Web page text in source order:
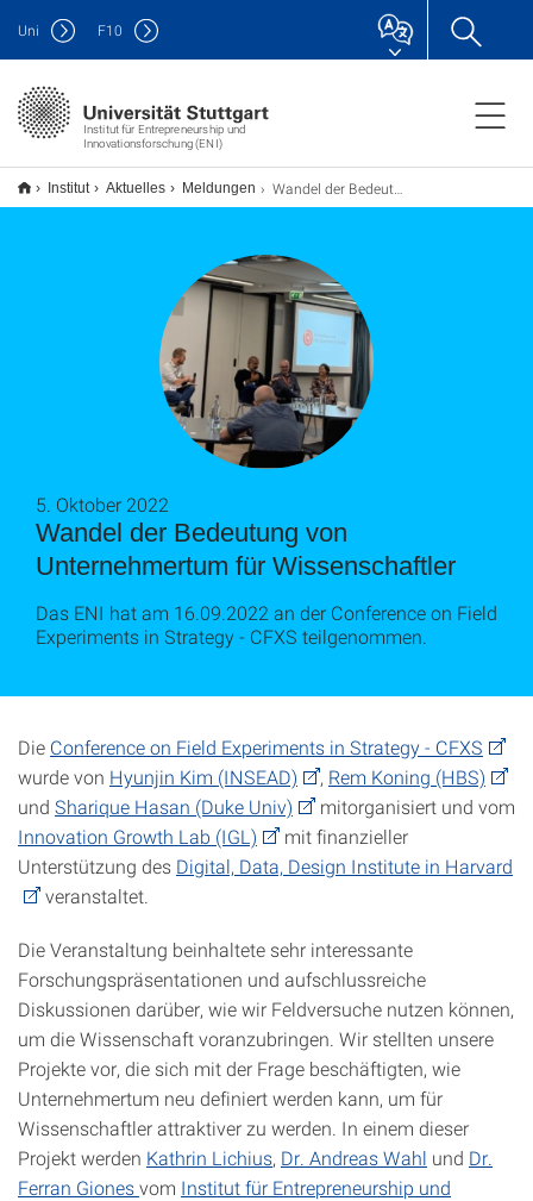
Institut für Entrepreneurship und
Innovationsforschung (ENI)
Uni F10
Institut Aktuelles Meldungen Wandel der Bedeutung von Unternehmertum für Wissenschaftler
Wandel der Bedeutung von
Unternehmertum für Wissenschaftler
5. Oktober 2022
Das ENI hat am 16.09.2022 an der Conference on Field
Experiments in Strategy - CFXS teilgenommen.
Die Conference on Field Experiments in Strategy - CFXS
wurde von Hyunjin Kim (INSEAD) , Rem Koning (HBS)
und Sharique Hasan (Duke Univ)
mitorganisiert und vom
Innovation Growth Lab (IGL)
mit finanzieller
Unterstützung des Digital, Data, Design Institute in Harvard
veranstaltet.
Die Veranstaltung beinhaltete sehr interessante
Forschungspräsentationen und aufschlussreiche
Diskussionen darüber, wie wir Feldversuche nutzen können,
um die Wissenschaft voranzubringen. Wir stellten unsere
Projekte vor, die sich mit der Frage beschäftigten, wie
Unternehmertum neu definiert werden kann, um für
Wissenschaftler attraktiver zu werden. In einem dieser
Projekt werden Kathrin Lichius, Dr. Andreas Wahl und Dr.
Ferran Gionesvom Institut für Entrepreneurship und